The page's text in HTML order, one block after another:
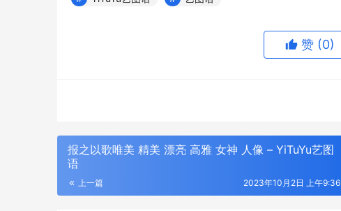
赞 (0)
报之以歌唯美 精美 漂亮 高雅 女神 人像 – YiTuYu艺图
语
上一篇 2023年10月2日 上午9:36